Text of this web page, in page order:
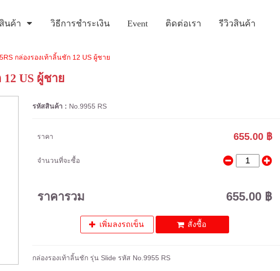
สินค้า วิธีการชำระเงิน Event ติดต่อเรา รีวิวสินค้า
กล่องรองเท้าลิ้นชัก 12 US ผู้ชาย
US ผู้ชาย
รหัสสินค้า : No.9955 RS
ราคา 655.00 ฿
จำนวนที่จะซื้อ
ราคารวม 655.00 ฿
เพิ่มลงรถเข็น สั่งซื้อ
กล่องรองเท้าลิ้นชัก รุ่น Slide รหัส No.9955 RS